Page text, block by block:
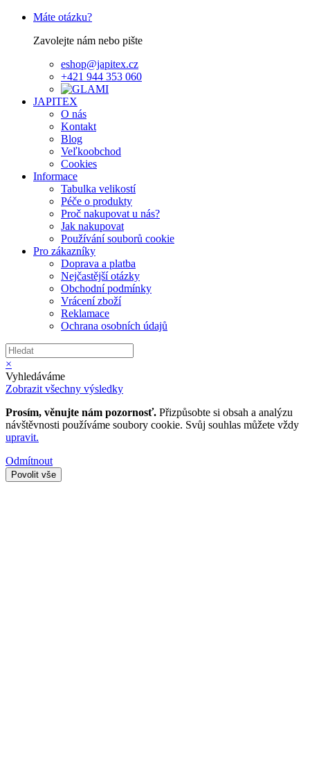
Máte otázku?
Zavolejte nám nebo pište
eshop@japitex.cz
+421 944 353 060
JAPITEX
O nás
Kontakt
Blog
Veľkoobchod
Cookies
Informace
Tabulka velikostí
Péče o produkty
Proč nakupovat u nás?
Jak nakupovat
Používání souborů cookie
Pro zákazníky
Doprava a platba
Nejčastější otázky
Obchodní podmínky
Vrácení zboží
Reklamace
Ochrana osobních údajů
×
Vyhledáváme
Zobrazit všechny výsledky
Prosím, věnujte nám pozornosť. Přizpůsobte si obsah a analýzu
návštěvnosti používáme soubory cookie. Svůj souhlas můžete vždy
upravit.
Odmítnout
Povolit vše